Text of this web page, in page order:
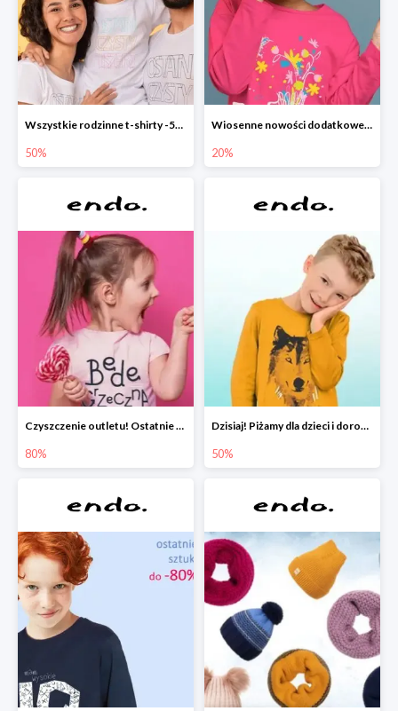
Wszystkie rodzinne t-shirty -50%
50%
Wiosenne nowości dodatkowe -20%
20%
Czyszczenie outletu! Ostatnie sztuki do -80%
80%
Dzisiaj! Piżamy dla dzieci i dorosłych -50%
50%